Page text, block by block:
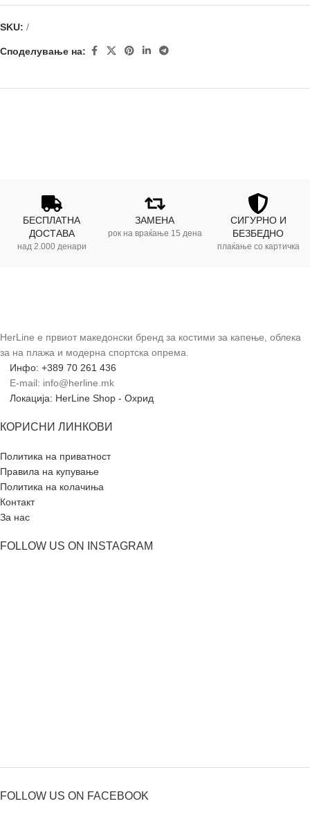
SKU: /
Споделување на:
БЕСПЛАТНА
ДОСТАВА
над 2.000 денари
ЗАМЕНА
рок на враќање 15 дена
СИГУРНО И
БЕЗБЕДНО
плаќање со картичка
HerLine е првиот македонски бренд за костими за капење, облека
за на плажа и модерна спортска опрема.
Инфо: +389 70 261 436
E-mail: info@herline.mk
Локација: HerLine Shop - Охрид
КОРИСНИ ЛИНКОВИ
Политика на приватност
Правила на купување
Политика на колачиња
Контакт
За нас
FOLLOW US ON INSTAGRAM
FOLLOW US ON FACEBOOK